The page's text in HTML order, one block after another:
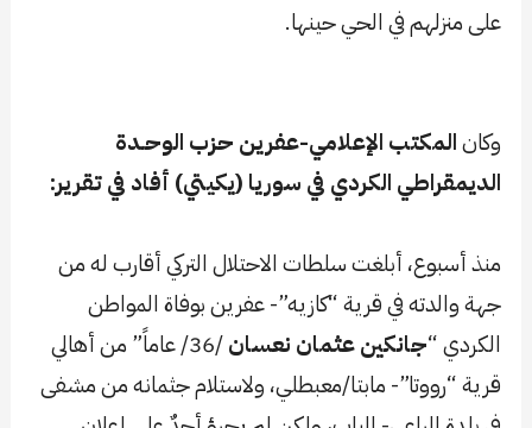
على منزلهم في الحي حينها.
وكانالمكتب الإعلامي-عفرينحزب الوحـدة
الديمقراطي الكردي في سوريا (يكيتي) أفاد في تقرير:
منذ أسبوع، أبلغت سلطات الاحتلال التركي أقارب له من
جهة والدته في قرية “كازيه”- عفرين بوفاة المواطن
الكردي “جانكين عثمان نعسان
/36/ عاماً” من أهالي
قرية “رووتا”- مابتا/معبطلي، ولاستلام جثمانه من مشفى